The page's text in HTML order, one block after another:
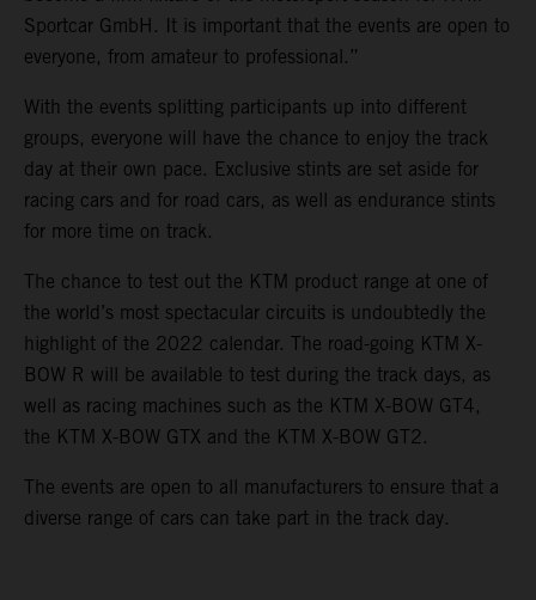
Sportcar GmbH. It is important that the events are open to
everyone, from amateur to professional.”
With the events splitting participants up into different
groups, everyone will have the chance to enjoy the track
day at their own pace. Exclusive stints are set aside for
racing cars and for road cars, as well as endurance stints
for more time on track.
The chance to test out the KTM product range at one of
the world’s most spectacular circuits is undoubtedly the
highlight of the 2022 calendar. The road-going KTM X-
BOW R will be available to test during the track days, as
well as racing machines such as the KTM X-BOW GT4,
the KTM X-BOW GTX and the KTM X-BOW GT2.
The events are open to all manufacturers to ensure that a
diverse range of cars can take part in the track day.